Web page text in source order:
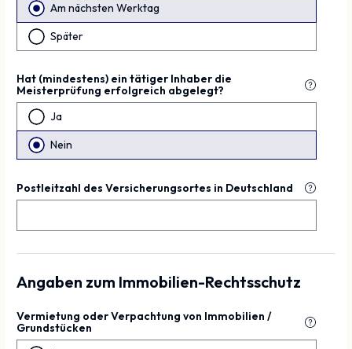
Am nächsten Werktag
Später
Hat (mindestens) ein tätiger Inhaber die
Meisterprüfung erfolgreich abgelegt?
Ja
Nein
Postleitzahl des Versicherungsortes in Deutschland
Angaben zum Immobilien-Rechtsschutz
Vermietung oder Verpachtung von Immobilien /
Grundstücken